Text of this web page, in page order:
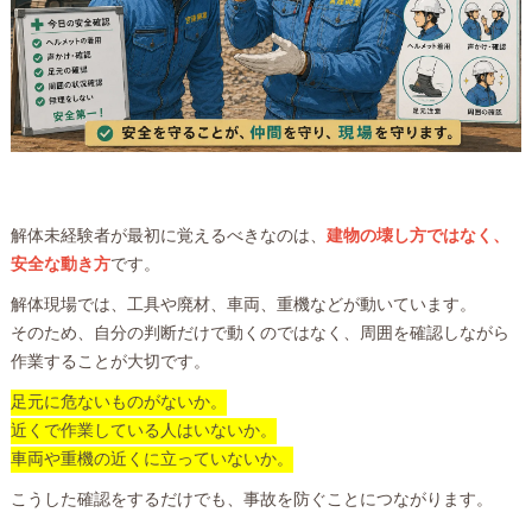
解体未経験者が最初に覚えるべきなのは、建物の壊し方ではなく、
安全な動き方です。
解体現場では、工具や廃材、車両、重機などが動いています。
そのため、自分の判断だけで動くのではなく、周囲を確認しながら
作業することが大切です。
足元に危ないものがないか。
近くで作業している人はいないか。
車両や重機の近くに立っていないか。
こうした確認をするだけでも、事故を防ぐことにつながります。